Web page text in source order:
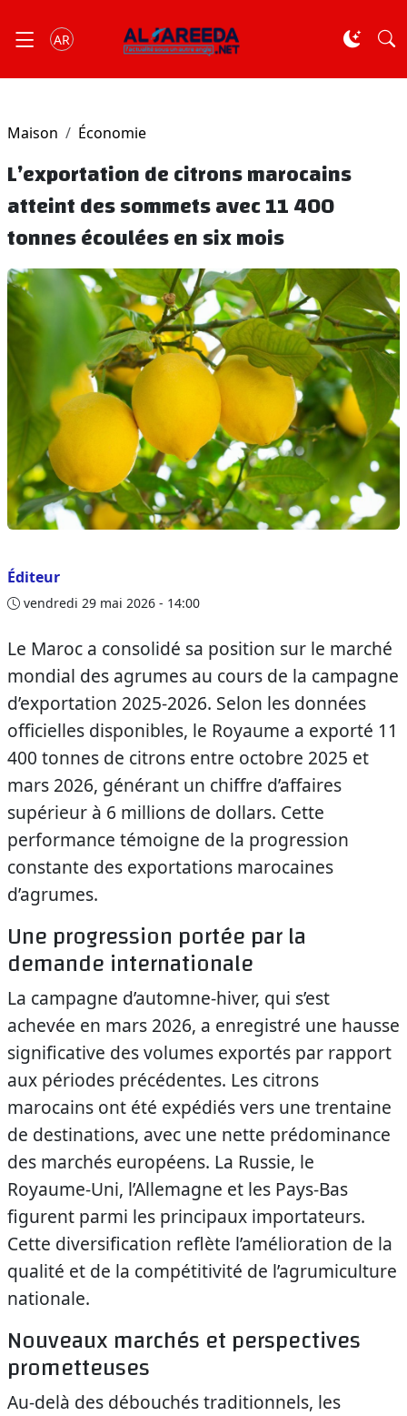
AR
Maison Économie
L’exportation de citrons marocains
atteint des sommets avec 11 400
tonnes écoulées en six mois
Éditeur
vendredi 29 mai 2026 - 14:00
Le Maroc a consolidé sa position sur le marché
mondial des agrumes au cours de la campagne
d’exportation 2025-2026. Selon les données
officielles disponibles, le Royaume a exporté 11
400 tonnes de citrons entre octobre 2025 et
mars 2026, générant un chiffre d’affaires
supérieur à 6 millions de dollars. Cette
performance témoigne de la progression
constante des exportations marocaines
d’agrumes.
Une progression portée par la
demande internationale
La campagne d’automne-hiver, qui s’est
achevée en mars 2026, a enregistré une hausse
significative des volumes exportés par rapport
aux périodes précédentes. Les citrons
marocains ont été expédiés vers une trentaine
de destinations, avec une nette prédominance
des marchés européens. La Russie, le
Royaume-Uni, l’Allemagne et les Pays-Bas
figurent parmi les principaux importateurs.
Cette diversification reflète l’amélioration de la
qualité et de la compétitivité de l’agrumiculture
nationale.
Nouveaux marchés et perspectives
prometteuses
Au-delà des débouchés traditionnels, les